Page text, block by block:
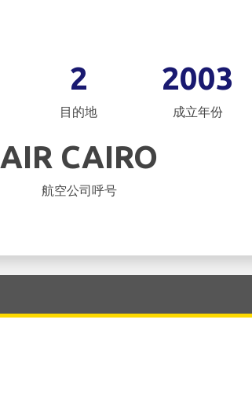
2
目的地
2003
成立年份
AIR CAIRO
航空公司呼号